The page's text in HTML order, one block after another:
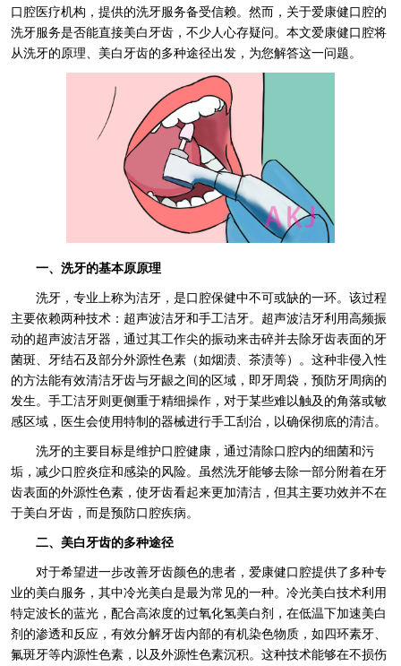
口腔医疗机构，提供的洗牙服务备受信赖。然而，关于爱康健口腔的
洗牙服务是否能直接美白牙齿，不少人心存疑问。本文爱康健口腔将
从洗牙的原理、美白牙齿的多种途径出发，为您解答这一问题。
一、洗牙的基本原原理
洗牙，专业上称为洁牙，是口腔保健中不可或缺的一环。该过程
主要依赖两种技术：超声波洁牙和手工洁牙。超声波洁牙利用高频振
动的超声波洁牙器，通过其工作尖的振动来击碎并去除牙齿表面的牙
菌斑、牙结石及部分外源性色素（如烟渍、茶渍等）。这种非侵入性
的方法能有效清洁牙齿与牙龈之间的区域，即牙周袋，预防牙周病的
发生。手工洁牙则更侧重于精细操作，对于某些难以触及的角落或敏
感区域，医生会使用特制的器械进行手工刮治，以确保彻底的清洁。
洗牙的主要目标是维护口腔健康，通过清除口腔内的细菌和污
垢，减少口腔炎症和感染的风险。虽然洗牙能够去除一部分附着在牙
齿表面的外源性色素，使牙齿看起来更加清洁，但其主要功效并不在
于美白牙齿，而是预防口腔疾病。
二、美白牙齿的多种途径
对于希望进一步改善牙齿颜色的患者，爱康健口腔提供了多种专
业的美白服务，其中冷光美白是最为常见的一种。冷光美白技术利用
特定波长的蓝光，配合高浓度的过氧化氢美白剂，在低温下加速美白
剂的渗透和反应，有效分解牙齿内部的有机染色物质，如四环素牙、
氟斑牙等内源性色素，以及外源性色素沉积。这种技术能够在不损伤